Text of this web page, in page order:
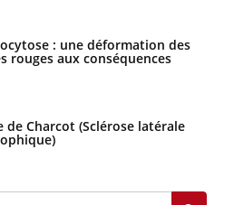
: une déformation des
rouges aux conséquences
de Charcot (Sclérose latérale